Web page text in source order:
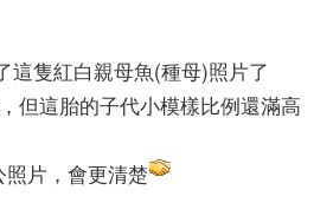
這隻紅白親母魚(種母)照片了
但這胎的子代小模樣比例還滿高
片，會更清楚